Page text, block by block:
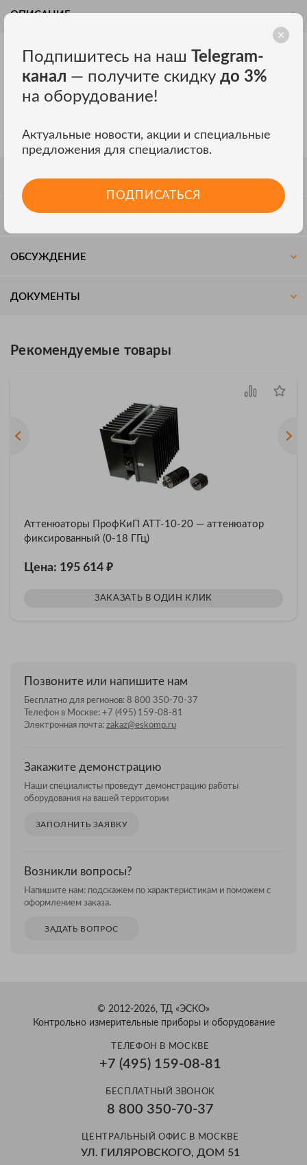
ОПИСАНИЕ
НАЗНАЧЕНИЕ ИЗМЕРИТЕЛЬНОГО
АТТЕНЮАТОРА ИАН 3.1:
АттенюаторИАН 3.1предназначен для измерения параметров
входным сопротивлением 50 Ом.
СПЕЦИФИКАЦИЯ
ОБСУЖДЕНИЕ
ДОКУМЕНТЫ
Рекомендуемые товары
Аттенюаторы ПрофКиП АТТ-10-20 — аттенюатор
фиксированный (0-18 ГГц)
Цена: 195 614 ₽
ЗАКАЗАТЬ В ОДИН КЛИК
Позвоните или напишите нам
Бесплатно для регионов: 8 800 350-70-37
Телефон в Москве: +7 (495) 159-08-81
Электронная почта: zakaz@eskomp.ru
Закажите демонстрацию
Наши специалисты проведут демонстрацию работы
оборудования на вашей территории
ЗАПОЛНИТЬ ЗАЯВКУ
Возникли вопросы?
Напишите нам: подскажем по характеристикам и поможем с
оформлением заказа.
ЗАДАТЬ ВОПРОС
© 2012-2026, ТД «ЭСКО»
Контрольно измерительные приборы и оборудование
ТЕЛЕФОН В МОСКВЕ
+7 (495) 159-08-81
БЕСПЛАТНЫЙ ЗВОНОК
8 800 350-70-37
ЦЕНТРАЛЬНЫЙ ОФИС В МОСКВЕ
УЛ. ГИЛЯРОВСКОГО, ДОМ 51
Подпишитесь на наш Telegram-
канал — получите скидку до 3%
на оборудование!
Актуальные новости, акции и специальные
предложения для специалистов.
ПОДПИСАТЬСЯ